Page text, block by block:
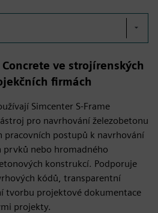
ve strojírenských
firmách
Simcenter S-Frame
pro navrhování železobetonu
pracovních postupů k navrhování
nebo hromadného
konstrukcí. Podporuje
kódů, transparentní
tvorbu projektové dokumentace
projekty.